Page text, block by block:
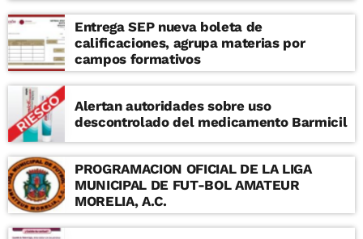
Entrega SEP nueva boleta de
calificaciones, agrupa materias por
campos formativos
Alertan autoridades sobre uso
descontrolado del medicamento Barmicil
PROGRAMACION OFICIAL DE LA LIGA
MUNICIPAL DE FUT-BOL AMATEUR
MORELIA, A.C.